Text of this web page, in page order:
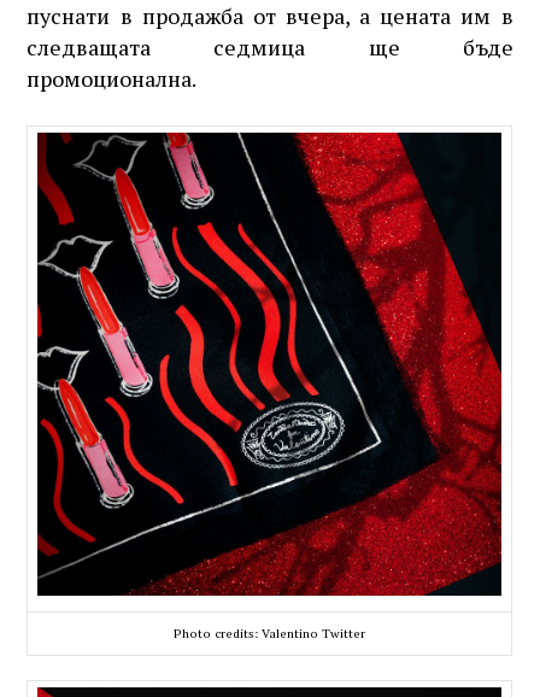
пуснати в продажба от вчера, а цената им в
следващата седмица ще бъде
промоционална.
Photo credits: Valentino Twitter